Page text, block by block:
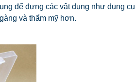
để đựng các vật dụng như dụng cụ
và thẩm mỹ hơn.